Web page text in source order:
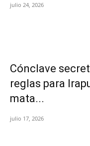
julio 24, 2026
Cónclave
reglas para
mata...
julio 17, 2026